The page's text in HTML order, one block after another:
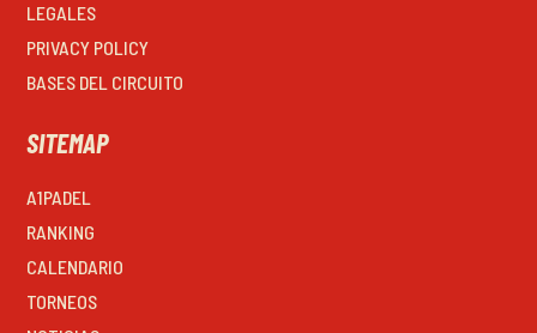
LEGALES
PRIVACY POLICY
BASES DEL CIRCUITO
SITEMAP
A1PADEL
RANKING
CALENDARIO
TORNEOS